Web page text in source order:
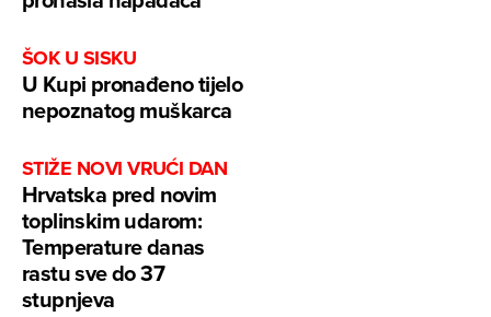
ŠOK U SISKU
U Kupi pronađeno tijelo
nepoznatog muškarca
STIŽE NOVI VRUĆI DAN
Hrvatska pred novim
toplinskim udarom:
Temperature danas
rastu sve do 37
stupnjeva